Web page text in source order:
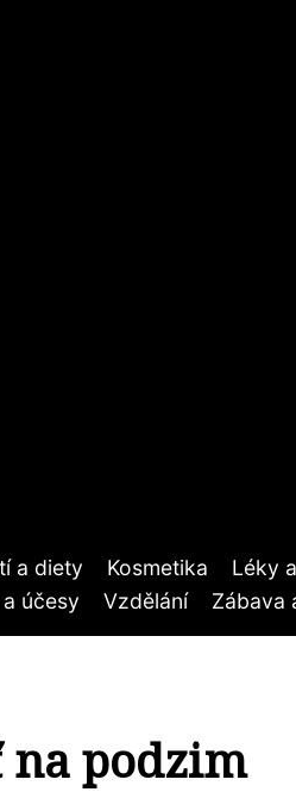
a diety Kosmetika Léky
účesy Vzdělání Zábava
podzim